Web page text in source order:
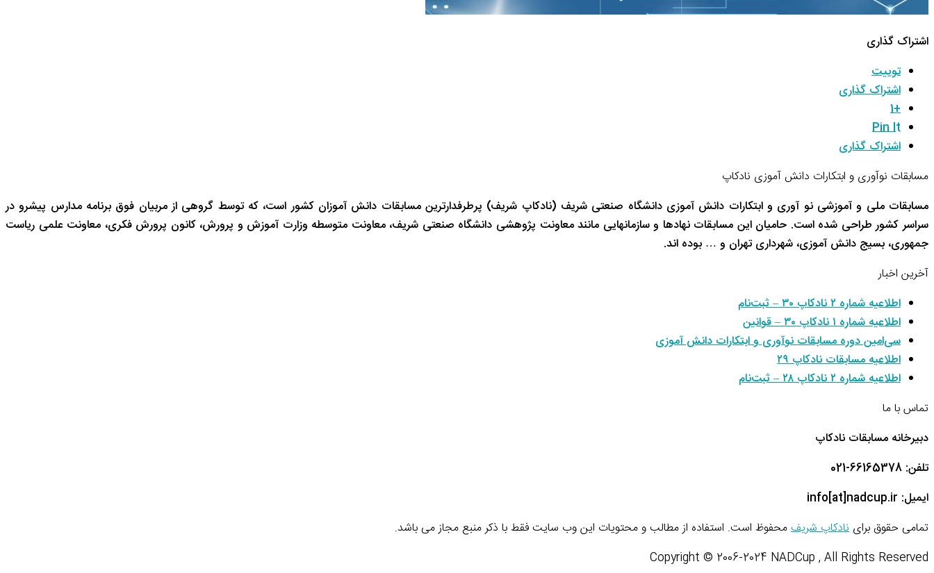
اشتراک گذاری
توییت
اشتراک گذاری
+1
Pin It
اشتراک گذاری
مسابقات نوآوری و ابتکارات دانش آموزی نادکاپ
مسابقات ملی و آموزشی نو آوری و ابتکارات دانش آموزی دانشگاه صنعتی شریف (نادکاپ شریف) پرطرفدارترین مسابقات دانش آموزان کشور است، که توسط گروهی از مربیان فوق برنامه مدارس پیشرو در
سراسر کشور طراحی شده است. حامیان این مسابقات نهادها و سازمانهایی مانند معاونت پژوهشی دانشگاه صنعتی شریف، معاونت متوسطه وزارت آموزش و پرورش، کانون پرورش فکری، معاونت علمی ریاست
جمهوری، بسیج دانش آموزی، شهرداری تهران و … بوده اند.
آخرین اخبار
اطلاعیه شماره ۲ نادکاپ ۳۰ – ثبت‌نام
اطلاعیه شماره ۱ نادکاپ ۳۰ – قوانین
سی‌امین دوره مسابقات نوآوری و ابتکارات دانش آموزی
اطلاعیه مسابقات نادکاپ ۲۹
اطلاعیه شماره ۲ نادکاپ ۲۸ – ثبت‌نام
تماس با ما
دبیرخانه مسابقات نادکاپ
تلفن: 66165378-021
ایمیل: info[at]nadcup.ir
تمامی حقوق برای نادکاپ شریفمحفوظ است. استفاده از مطالب و محتویات این وب سایت فقط با ذکر منبع مجاز می باشد.
Copyright © 2006-2024 NADCup , All Rights Reserved